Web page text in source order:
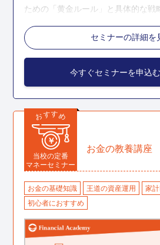
ための「黄金ルール」と具体的な戦
こんな人におすすめ
1億円の資産を築くための具体的
毎月5万円なら貯蓄に回せる
人生で一度ぐらいは1億円の資産を
ている
「ゴイチ」セミナーの詳細を見る
セミナーの詳細を
今すぐセミナーを申込む
おすすめ
￥
当校の定番
マネーセミナー
お金の教養講座
お金の基礎知識 王道の資産運用
家
初心者におすすめ